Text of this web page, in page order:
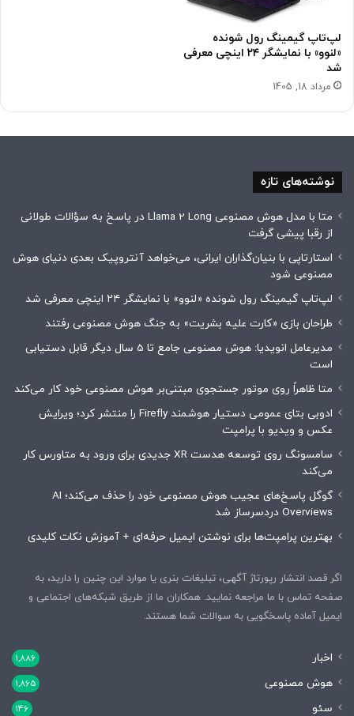
لپ‌تاپ گیمینگ رول شونده
«لنوو» با نمایشگر ۲۴ اینچی معرفی
شد
مرداد 18, 1405
نوشته‌های تازه
متا با مدل هوش مصنوعی Llama 2 Long در پاسخ به سؤالات طولانی
از رقبا پیشی گرفت
استارتاپی با بنیان‌گذاران ایرانی، می‌خواهد آنتروپیک بعدی دنیای هوش
مصنوعی شود
لپ‌تاپ گیمینگ رول شونده «لنوو» با نمایشگر ۲۴ اینچی معرفی شد
طراحان بازی «کارت علیه بشریت» به جنگ هوش مصنوعی رفتند
مدیرعامل انویدیا: هوش مصنوعی جامع تا 5 سال دیگر قابل دستیابی
است
متا ظاهراً روی موتور جستجوی مبتنی‌بر هوش مصنوعی خود کار می‌کند
ادوبی بتای عمومی دستیار هوشمند Firefly را منتشر کرد؛ ویرایش
عکس و ویدیو با پرامپت
سامسونگ روی توسعه هدست XR جدیدی برای ورود به متاورس کار
می‌کند
گوگل پاسخ‌های عجیب هوش مصنوعی خود را حذف می‌کند؛ AI
Overviews دردسرساز شد
بهترین پرامپت‌ها برای نوشتن ایمیل حرفه‌ای + آموزش نکات کلیدی
اگر قصد انتشار رپورتاژ آگهی، تبلیغات بنری یا موارد این چنین را دارید، به
صفحه تماس با ما مراجعه نمایید. همکاران ما از طریق شبکه‌های اجتماعی و
ایمیل آماده پاسخگویی به سوالات شما هستند.
اخبار 1,886
هوش مصنوعی 1,865
سئو 146